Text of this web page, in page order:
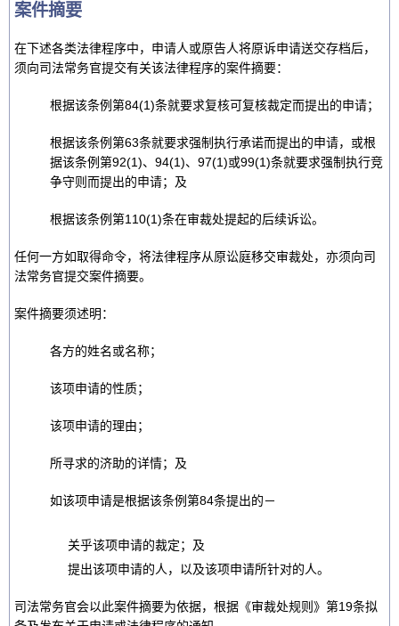
案件摘要
在下述各类法律程序中，申请人或原告人将原诉申请送交存档后，
须向司法常务官提交有关该法律程序的案件摘要：
根据该条例第84(1)条就要求复核可复核裁定而提出的申请；
根据该条例第63条就要求强制执行承诺而提出的申请，或根
据该条例第92(1)、94(1)、97(1)或99(1)条就要求强制执行竞
争守则而提出的申请；及
根据该条例第110(1)条在审裁处提起的后续诉讼。
任何一方如取得命令，将法律程序从原讼庭移交审裁处，亦须向司
法常务官提交案件摘要。
案件摘要须述明：
各方的姓名或名称；
该项申请的性质；
该项申请的理由；
所寻求的济助的详情；及
如该项申请是根据该条例第84条提出的－
关乎该项申请的裁定；及
提出该项申请的人，以及该项申请所针对的人。
司法常务官会以此案件摘要为依据，根据《审裁处规则》第19条拟